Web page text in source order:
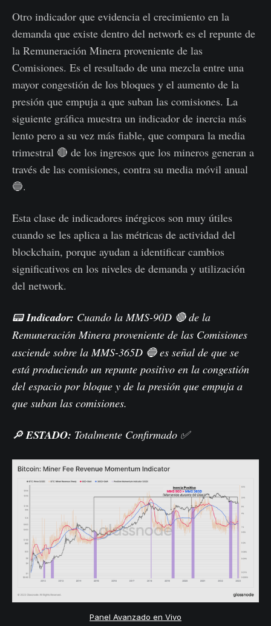
Otro indicador que evidencia el crecimiento en la
demanda que existe dentro del network es el repunte de
la Remuneración Minera proveniente de las
Comisiones. Es el resultado de una mezcla entre una
mayor congestión de los bloques y el aumento de la
presión que empuja a que suban las comisiones. La
siguiente gráfica muestra un indicador de inercia más
lento pero a su vez más fiable, que compara la media
trimestral 🔴 de los ingresos que los mineros generan a
través de las comisiones, contra su media móvil anual
🔵.
Esta clase de indicadores inérgicos son muy útiles
cuando se les aplica a las métricas de actividad del
blockchain, porque ayudan a identificar cambios
significativos en los niveles de demanda y utilización
del network.
📟Indicador: Cuando la MMS-90D 🔴 de la
Remuneración Minera proveniente de las Comisiones
asciende sobre la MMS-365D 🔵 es señal de que se
está produciendo un repunte positivo en la congestión
del espacio por bloque y de la presión que empuja a
que suban las comisiones.
🔎ESTADO: Totalmente Confirmado ✅
Panel Avanzado en Vivo